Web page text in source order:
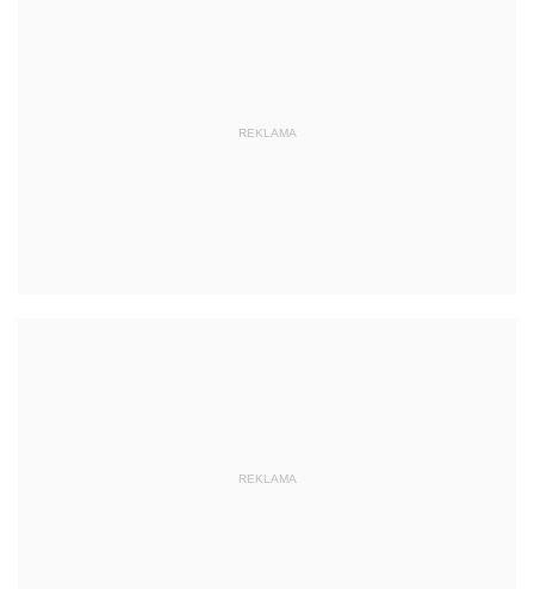
REKLAMA
REKLAMA